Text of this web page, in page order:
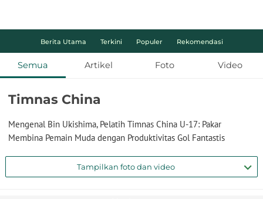
Berita Utama Terkini Populer Rekomendasi
Semua Artikel Foto Video
Timnas China
Mengenal Bin Ukishima, Pelatih Timnas China U-17: Pakar
Membina Pemain Muda dengan Produktivitas Gol Fantastis
Tampilkan foto dan video